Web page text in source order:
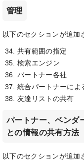
管理
以下のセクションが追加
共有範囲の指定
検索エンジン
パートナー各社
統合パートナーによ
友達リストの共有
パートナー、ベンダ
との情報の共有方法
以下のセクションが追加